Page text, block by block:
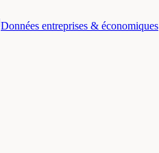
Données entreprises & économiques